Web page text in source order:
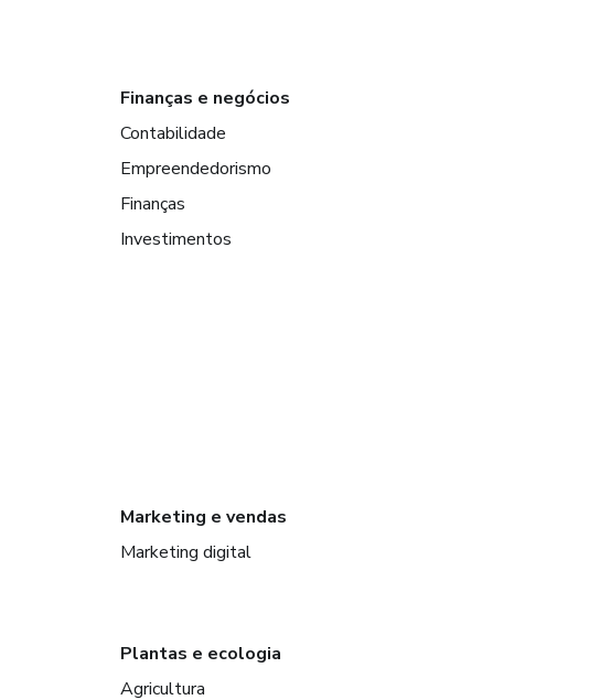
Finanças e negócios
Contabilidade
Empreendedorismo
Finanças
Investimentos
Marketing e vendas
Marketing digital
Plantas e ecologia
Agricultura